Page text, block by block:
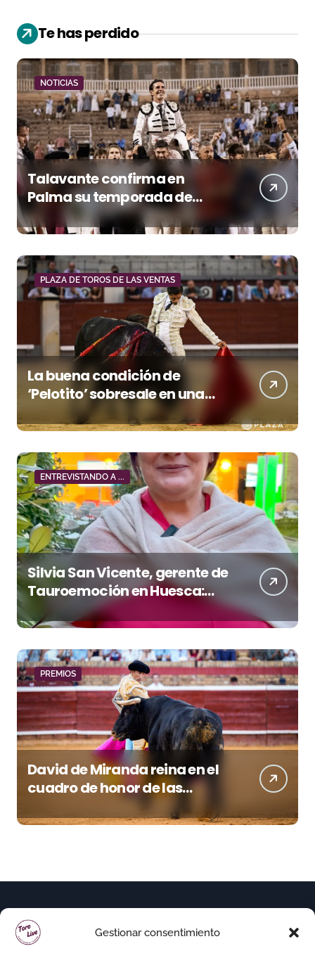
Gestionar consentimiento
Te has perdido
NOTICIAS
Talavante confirma en
Palma su temporada de
figura y el palco niega el
premio a Roca Rey
PLAZA DE TOROS DE LAS VENTAS
La buena condición de
‘Pelotito’ sobresale en una
noche gris en Las Ventas
ENTREVISTANDO A ...
Silvia San Vicente, gerente de
Tauroemoción en Huesca:
«Todas las figuras del toreo
quieren venir a esta feria»
PREMIOS
David de Miranda reina en el
cuadro de honor de las
Colombinas 2026